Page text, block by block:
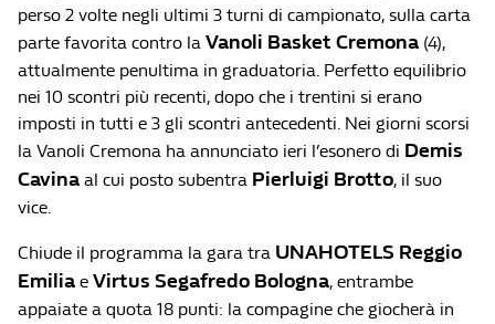
perso 2 volte negli ultimi 3 turni di campionato, sulla carta
parte favorita contro la Vanoli Basket Cremona (4),
attualmente penultima in graduatoria. Perfetto equilibrio
nei 10 scontri più recenti, dopo che i trentini si erano
imposti in tutti e 3 gli scontri antecedenti. Nei giorni scorsi
la Vanoli Cremona ha annunciato ieri l’esonero di Demis
Cavina al cui posto subentra Pierluigi Brotto, il suo
vice.
Chiude il programma la gara tra UNAHOTELS Reggio
Emilia e Virtus Segafredo Bologna, entrambe
appaiate a quota 18 punti: la compagine che giocherà in